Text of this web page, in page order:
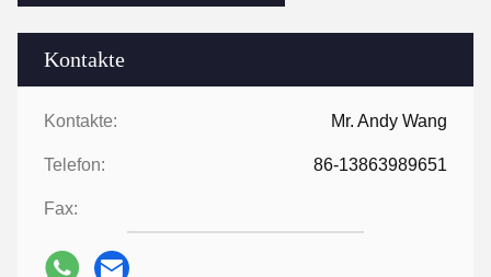
Kontakte
Kontakte: Mr. Andy Wang
Telefon: 86-13863989651
Fax: